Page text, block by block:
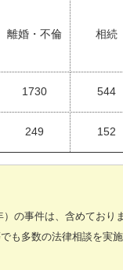
離婚・不倫 相続
1730 544
249 152
の事件は、含めており
も多数の法律相談を実